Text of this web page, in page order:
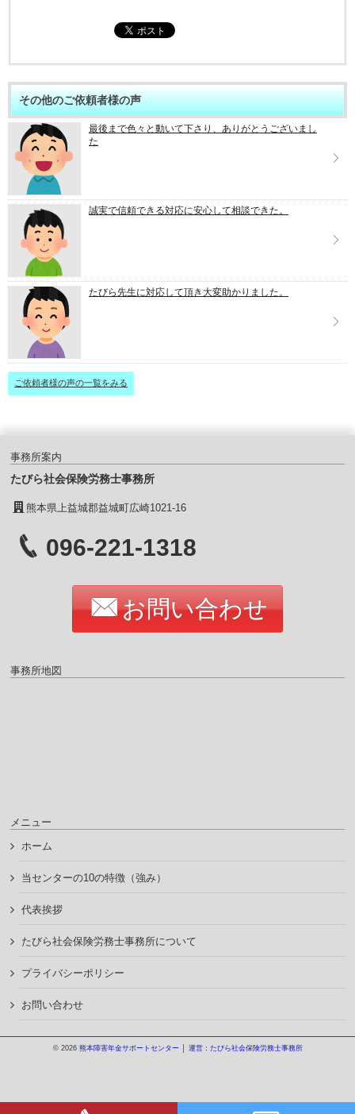
その他のご依頼者様の声
最後まで色々と動いて下さり、ありがとうございまし
た
誠実で信頼できる対応に安心して相談できた。
たびら先生に対応して頂き大変助かりました。
ご依頼者様の声の一覧をみる
事務所案内
たびら社会保険労務士事務所
熊本県上益城郡益城町広崎1021-16
096-221-1318
お問い合わせ
事務所地図
メニュー
ホーム
当センターの10の特徴（強み）
代表挨拶
たびら社会保険労務士事務所について
プライバシーポリシー
お問い合わせ
© 2026 熊本障害年金サポートセンター │ 運営：たびら社会保険労務士事務所